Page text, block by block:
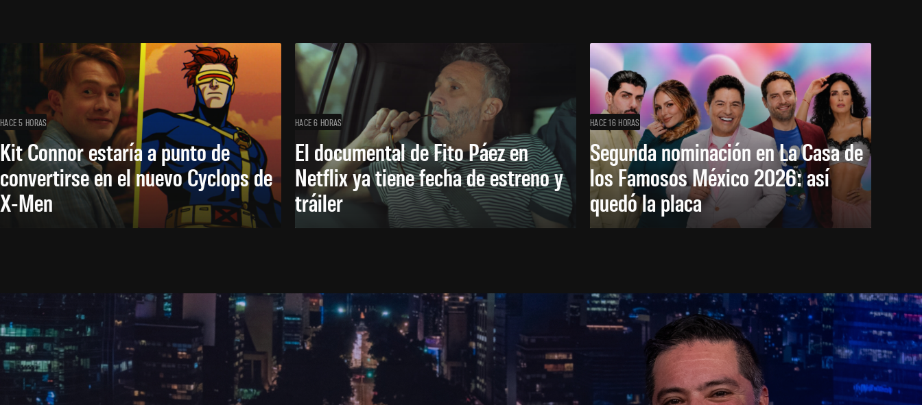
HACE 5 HORAS
Kit Connor estaría a punto de
convertirse en el nuevo Cyclops de
X-Men
HACE 6 HORAS
El documental de Fito Páez en
Netflix ya tiene fecha de estreno y
tráiler
HACE 16 HORAS
Segunda nominación en La Casa de
los Famosos México 2026: así
quedó la placa